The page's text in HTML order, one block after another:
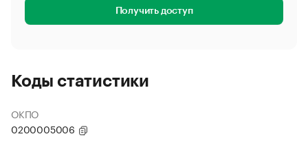
Получить доступ
Коды статистики
ОКПО
0200005006